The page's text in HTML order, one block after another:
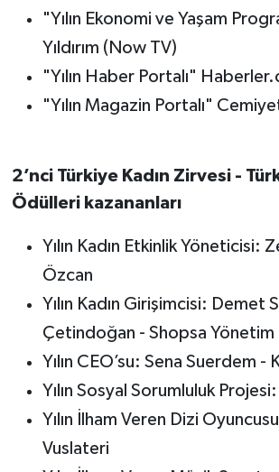
"Yılın Ekonomi ve Yaşam
Yıldırım (Now TV)
"Yılın Haber Portalı"
"Yılın Magazin Portalı"
2’nci Türkiye Kadın Zirvesi -
Ödülleri kazananları
Yılın Kadın Etkinlik Yöneticisi:
Özcan
Yılın Kadın Girişimcisi: Demet
Çetindoğan - Shopsa Yönetim
Yılın CEO’su: Sena Suerdem -
Yılın Sosyal Sorumluluk
Yılın İlham Veren Dizi
Vuslateri